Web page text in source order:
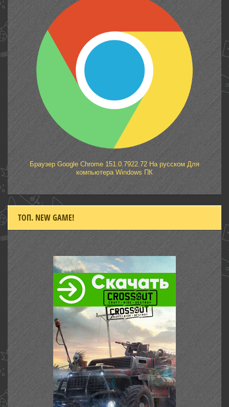
Браузер Google Chrome 151.0.7922.72 На русском Для
компьютера Windows ПК
ТОП. NEW GAME!